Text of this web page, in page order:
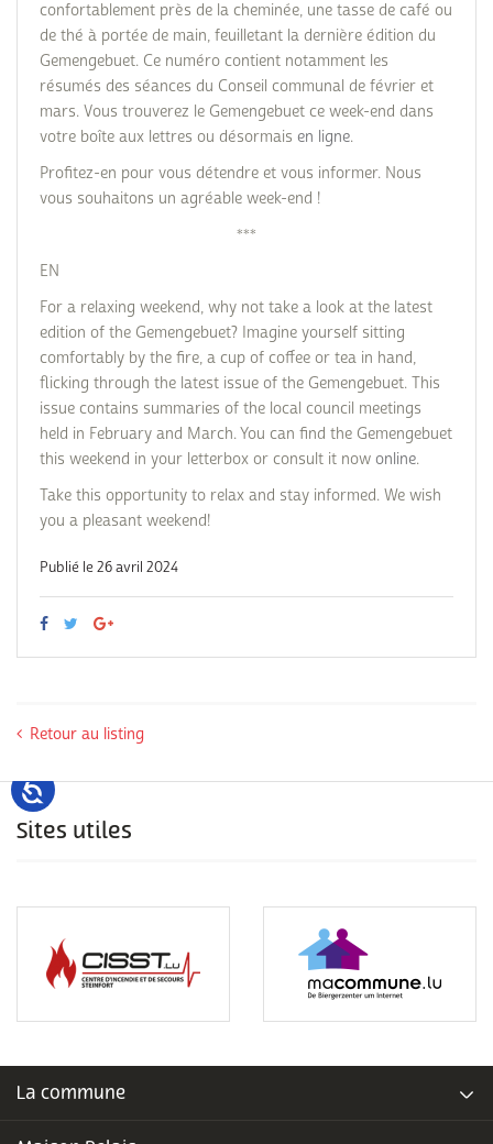
confortablement près de la cheminée, une tasse de café ou
de thé à portée de main, feuilletant la dernière édition du
Gemengebuet. Ce numéro contient notamment les
résumés des séances du Conseil communal de février et
mars. Vous trouverez le Gemengebuet ce week-end dans
votre boîte aux lettres ou désormais en ligne.
Profitez-en pour vous détendre et vous informer. Nous
vous souhaitons un agréable week-end !
***
EN
For a relaxing weekend, why not take a look at the latest
edition of the Gemengebuet? Imagine yourself sitting
comfortably by the fire, a cup of coffee or tea in hand,
flicking through the latest issue of the Gemengebuet. This
issue contains summaries of the local council meetings
held in February and March. You can find the Gemengebuet
this weekend in your letterbox or consult it now online.
Take this opportunity to relax and stay informed. We wish
you a pleasant weekend!
Publié le 26 avril 2024
Retour au listing
Sites utiles
La commune